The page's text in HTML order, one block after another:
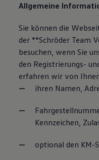
Allgemeine
Sie können die
der **Schröder Team
besuchen, wenn Sie
den Registrierungs-
erfahren wir von
ihren Namen,
Kennzeichen,
optional den KM-